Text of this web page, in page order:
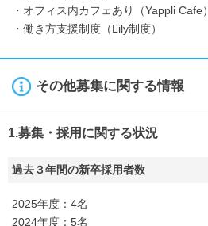
・オフィス内カフェあり（Yappli Cafe）
・働き方支援制度（Lily制度）
その他募集に関する情報
1.募集・採用に関する状況
過去３年間の新卒採用者数
2025年度：4名
2024年度：5名